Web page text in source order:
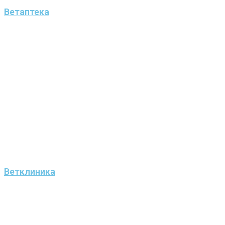
Ветаптека
Ветклиника